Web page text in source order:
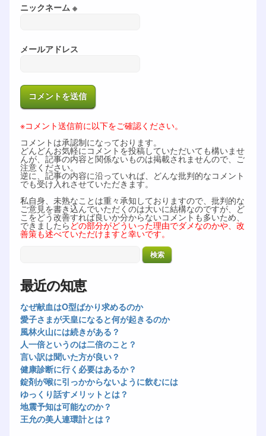
ニックネーム ※
メールアドレス
※コメント送信前に以下をご確認ください。
コメントは承認制になっております。
どんどんお気軽にコメントを投稿していただいても構いませ
んが、記事の内容と関係ないものは掲載されませんので、ご
注意ください。
逆に、記事の内容に沿っていれば、どんな批判的なコメント
でも受け入れさせていただきます。
私自身、未熟なことは重々承知しておりますので、批判的な
ご意見を書き込んでいただくのは大いに結構なのですが、ど
こをどう改善すれば良いか分からないコメントも多いため、
できましたら どの部分がどういった理由でダメなのかや、改
善策も述べていただけますと幸いです。
最近の知恵
なぜ献血はO型ばかり求めるのか
愛子さまが天皇になると何が起きるのか
風林火山には続きがある？
人一倍というのは二倍のこと？
言い訳は聞いた方が良い？
健康診断に行く必要はあるか？
錠剤が喉に引っかからないように飲むには
ゆっくり話すメリットとは？
地震予知は可能なのか？
王允の美人連環計とは？